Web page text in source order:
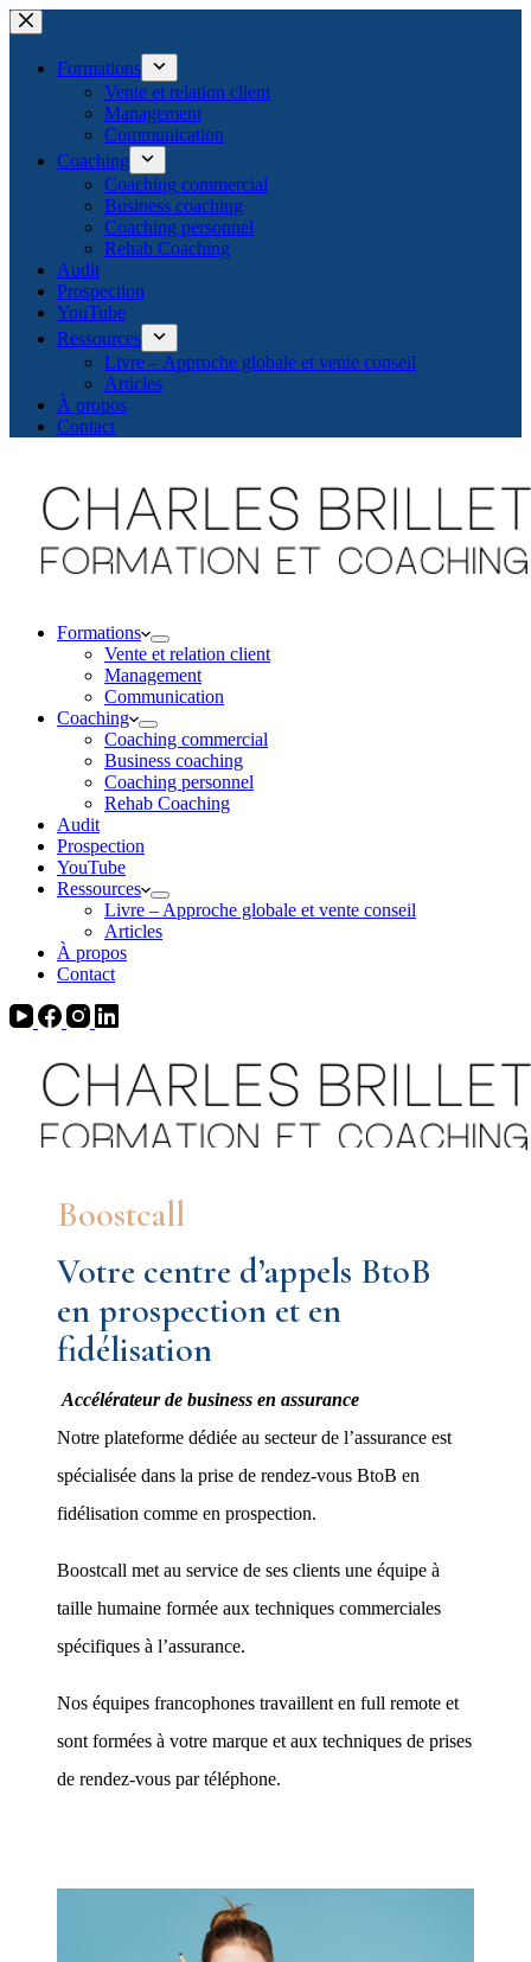
Passer
au
contenuFormations
Vente et relation client
Management
Communication
Coaching
Coaching commercial
Business coaching
Coaching personnel
Rehab Coaching
Audit
Prospection
YouTube
Ressources
Livre – Approche globale et vente conseil
Articles
À propos
Contact
Formations
Vente et relation client
Management
Communication
Coaching
Coaching commercial
Business coaching
Coaching personnel
Rehab Coaching
Audit
Prospection
YouTube
Ressources
Livre – Approche globale et vente conseil
Articles
À propos
Contact
Boostcall
Votre centre d’appels BtoB
en prospection et en
fidélisation
Accélérateur de business en assurance
Notre plateforme dédiée au secteur de l’assurance est
spécialisée dans la prise de rendez-vous BtoB en
fidélisation comme en prospection.
Boostcall met au service de ses clients une équipe à
taille humaine formée aux techniques commerciales
spécifiques à l’assurance.
Nos équipes francophones travaillent en full remote et
sont formées à votre marque et aux techniques de prises
de rendez-vous par téléphone.